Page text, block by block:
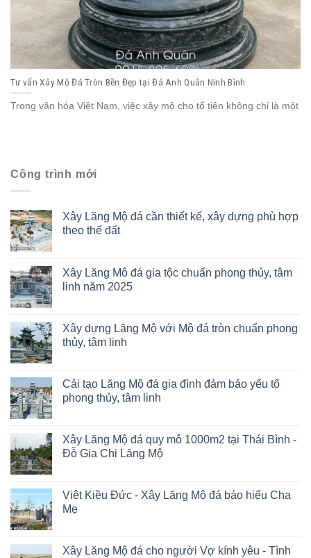
Tư vấn Xây Mộ Đá Tròn Bền Đẹp tại Đá Anh Quân Ninh Bình
Trong văn hóa Việt Nam, việc xây mộ cho tổ tiên không chỉ là một
Công trình mới
Xây Lăng Mộ đá cần thiết kế, xây dựng phù hợp
theo thế đất
Xây Lăng Mô đá gia tộc chuẩn phong thủy, tâm
linh năm 2025
Xây dựng Lăng Mộ với Mộ đá tròn chuẩn phong
thủy, tâm linh
Cải tạo Lăng Mộ đá gia đình đảm bảo yếu tố
phong thủy, tâm linh
Xây Lăng Mộ đá quy mô 1000m2 tại Thái Bình -
Đỗ Gia Chi Lăng Mộ
Việt Kiều Đức - Xây Lăng Mộ đá báo hiếu Cha
Mẹ
Xây Lăng Mộ đá cho người Vợ kính yêu - Tình